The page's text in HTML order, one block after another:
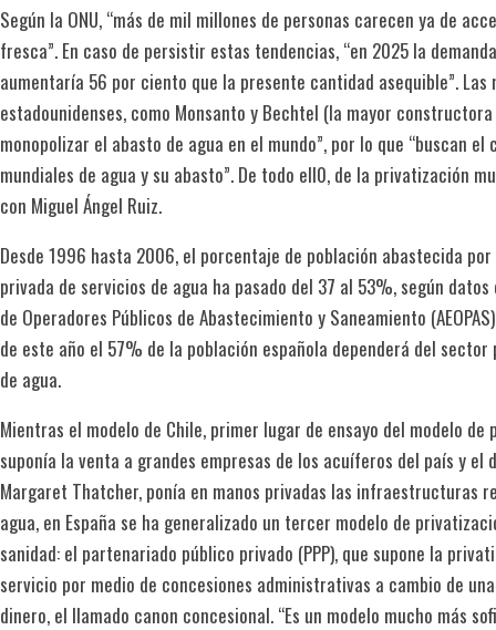
Según la ONU, “más de mil millones de personas carecen ya de
fresca”. En caso de persistir estas tendencias, “en 2025 la
aumentaría 56 por ciento que la presente cantidad asequible”.
estadounidenses, como Monsanto y Bechtel (la mayor constructora
monopolizar el abasto de agua en el mundo”, por lo que “buscan
mundiales de agua y su abasto”. De todo ell0, de la privatización
con Miguel Ángel Ruiz.
Desde 1996 hasta 2006, el porcentaje de población abastecida
privada de servicios de agua ha pasado del 37 al 53%, según datos
de Operadores Públicos de Abaste­cimiento y Saneamiento
de este año el 57% de la población española dependerá del
de agua.
Mientras el modelo de Chile, primer lugar de ensayo del modelo de
suponía la venta a grandes empresas de los acuí­feros del país y el
Margaret Thatcher, ponía en manos privadas las infraestructuras
agua, en España se ha generalizado un tercer modelo de
sanidad: el partenariado público privado (PPP), que supone la
servicio por medio de concesiones administrativas a cambio de
dinero, el llamado canon concesional. “Es un modelo mucho más